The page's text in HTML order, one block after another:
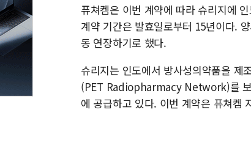
퓨쳐켐은 이번 계약에 따라 슈리지에
계약 기간은 발효일로부터 15년이다.
동 연장하기로 했다.
슈리지는 인도에서 방사성의약품을 제
(PET Radiopharmacy Network)를 보
에 공급하고 있다. 이번 계약은 퓨쳐